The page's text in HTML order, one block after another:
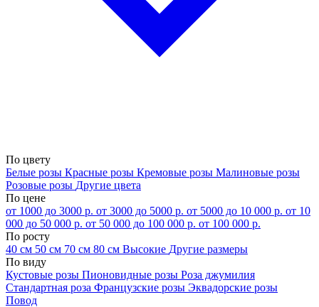
По цвету
Белые розы Красные розы Кремовые розы Малиновые розы
Розовые розы Другие цвета
По цене
от 1000 до 3000 р. от 3000 до 5000 р. от 5000 до 10 000 р. от 10
000 до 50 000 р. от 50 000 до 100 000 р. от 100 000 р.
По росту
40 см 50 см 70 см 80 см Высокие Другие размеры
По виду
Кустовые розы Пионовидные розы Роза джумилия
Стандартная роза Французские розы Эквадорские розы
Повод